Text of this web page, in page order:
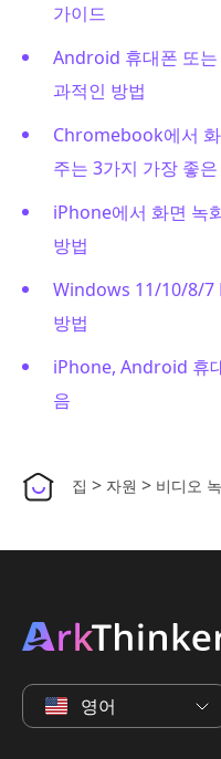
가이드
Android 휴대폰 또는
과적인 방법
Chromebook에서
주는 3가지 가장 좋은
iPhone에서 화면 녹
방법
Windows 11/10/8/7
방법
iPhone, Android 휴
음
집 > 자원 > 비디오
영어